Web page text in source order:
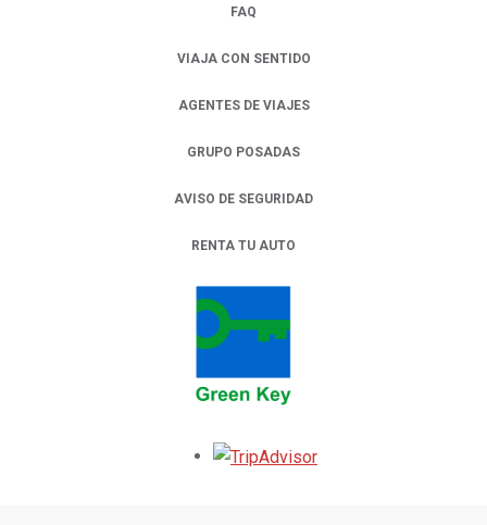
FAQ
VIAJA CON SENTIDO
AGENTES DE VIAJES
GRUPO POSADAS
AVISO DE SEGURIDAD
RENTA TU AUTO
OPENS IN A NEW TAB.